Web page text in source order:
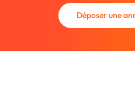
Déposer une